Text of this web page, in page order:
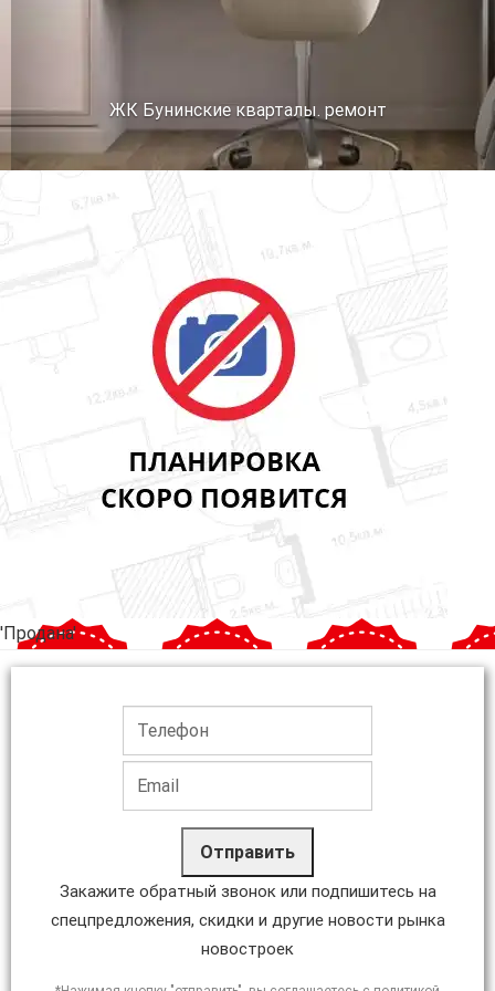
ЖК Бунинские кварталы. ремонт
'Продана'
Отправить
Закажите обратный звонок или подпишитесь на
спецпредложения, скидки и другие новости рынка
новостроек